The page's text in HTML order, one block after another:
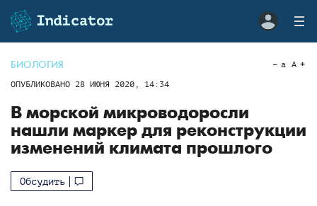
БИОЛОГИЯ
ОПУБЛИКОВАНО 28 ИЮНЯ 2020, 14:34
a A
В морской микроводоросли
нашли маркер для реконструкции
изменений климата прошлого
Обсудить